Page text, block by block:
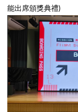
能出席頒獎典禮)